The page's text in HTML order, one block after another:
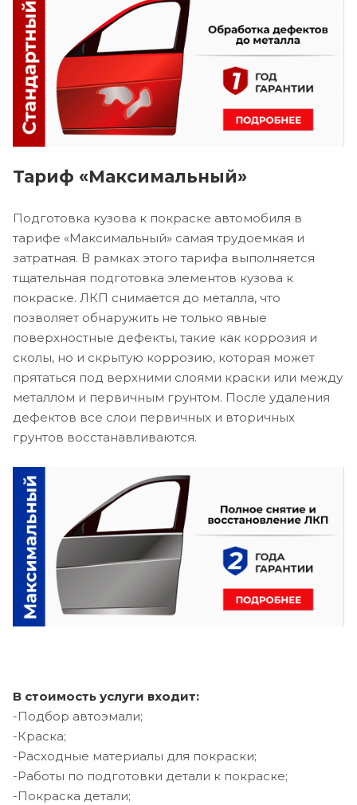
Тариф «Максимальный»
Подготовка кузова к покраске автомобиля в
тарифе «Максимальный» самая трудоемкая и
затратная. В рамках этого тарифа выполняется
тщательная подготовка элементов кузова к
покраске. ЛКП снимается до металла, что
позволяет обнаружить не только явные
поверхностные дефекты, такие как коррозия и
сколы, но и скрытую коррозию, которая может
прятаться под верхними слоями краски или между
металлом и первичным грунтом. После удаления
дефектов все слои первичных и вторичных
грунтов восстанавливаются.
В стоимость услуги входит:
-Подбор автоэмали;
-Краска;
-Расходные материалы для покраски;
-Работы по подготовки детали к покраске;
-Покраска детали;